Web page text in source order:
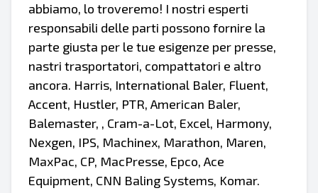
abbiamo, lo troveremo! I nostri esperti
responsabili delle parti possono fornire la
parte giusta per le tue esigenze per presse,
nastri trasportatori, compattatori e altro
ancora. Harris, International Baler, Fluent,
Accent, Hustler, PTR, American Baler,
Balemaster, , Cram-a-Lot, Excel, Harmony,
Nexgen, IPS, Machinex, Marathon, Maren,
MaxPac, CP, MacPresse, Epco, Ace
Equipment, CNN Baling Systems, Komar.